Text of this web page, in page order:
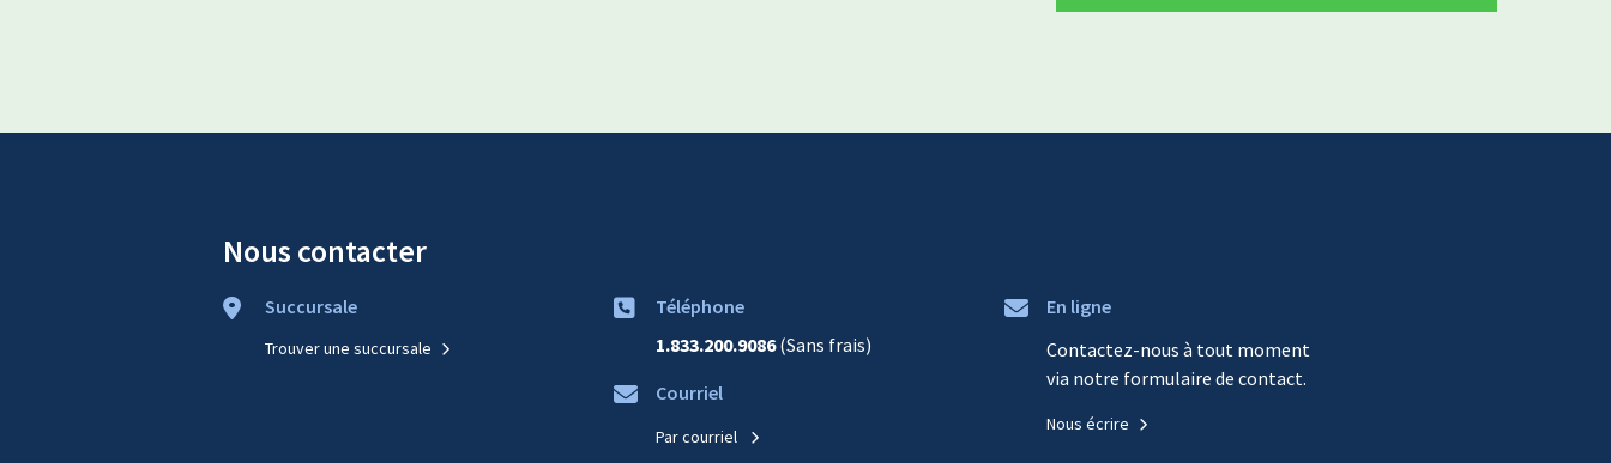
Nous contacter
Succursale
Trouver une succursale
Téléphone
1.833.200.9086 (Sans frais)
Courriel
Par courriel
En ligne
Contactez-nous à tout moment
via notre formulaire de contact.
Nous écrire